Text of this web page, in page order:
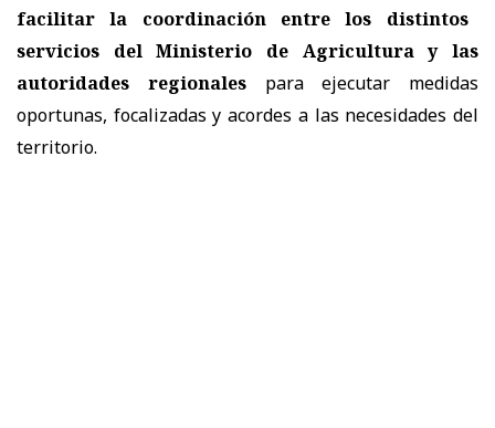
facilitar la coordinación entre los distintos
servicios del Ministerio de Agricultura y las
autoridades regionalespara ejecutar medidas
oportunas, focalizadas y acordes a las necesidades del
territorio.